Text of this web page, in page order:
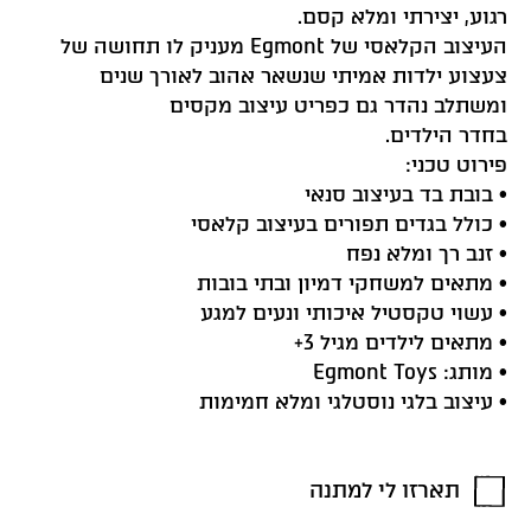
רגוע, יצירתי ומלא קסם.
העיצוב הקלאסי של Egmont מעניק לו תחושה של
צעצוע ילדות אמיתי שנשאר אהוב לאורך שנים
ומשתלב נהדר גם כפריט עיצוב מקסים
בחדר הילדים.
פירוט טכני:
• בובת בד בעיצוב סנאי
• כולל בגדים תפורים בעיצוב קלאסי
• זנב רך ומלא נפח
• מתאים למשחקי דמיון ובתי בובות
• עשוי טקסטיל איכותי ונעים למגע
• מתאים לילדים מגיל 3+
• מותג: Egmont Toys
• עיצוב בלגי נוסטלגי ומלא חמימות
תארזו לי למתנה